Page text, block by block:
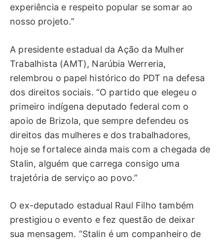
experiência e respeito popular se somar ao
nosso projeto.”
A presidente estadual da Ação da Mulher
Trabalhista (AMT), Narúbia Werreria,
relembrou o papel histórico do PDT na defesa
dos direitos sociais. “O partido que elegeu o
primeiro indígena deputado federal com o
apoio de Brizola, que sempre defendeu os
direitos das mulheres e dos trabalhadores,
hoje se fortalece ainda mais com a chegada de
Stalin, alguém que carrega consigo uma
trajetória de serviço ao povo.”
O ex-deputado estadual Raul Filho também
prestigiou o evento e fez questão de deixar
sua mensagem. “Stalin é um companheiro de